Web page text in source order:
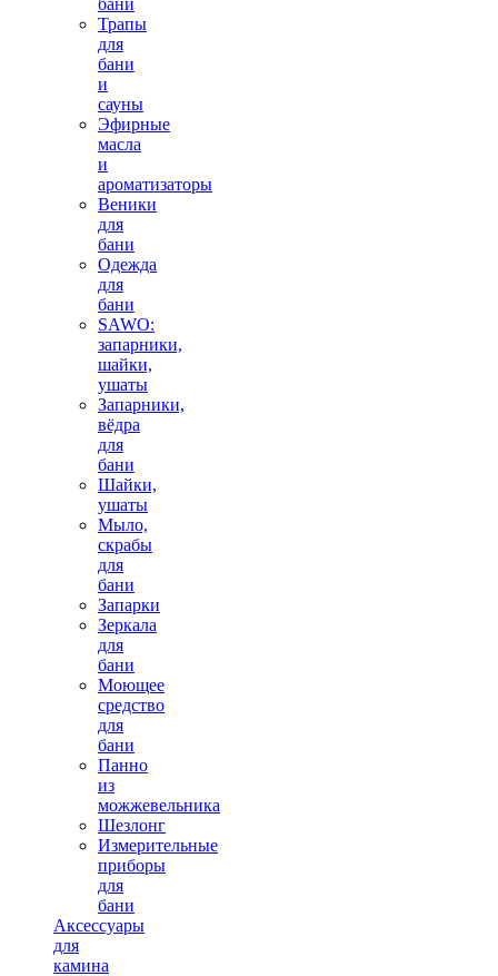
бани
Трапы
для
бани
и
сауны
Эфирные
масла
и
ароматизаторы
Веники
для
бани
Одежда
для
бани
SAWO:
запарники,
шайки,
ушаты
Запарники,
вёдра
для
бани
Шайки,
ушаты
Мыло,
скрабы
для
бани
Запарки
Зеркала
для
бани
Моющее
средство
для
бани
Панно
из
можжевельника
Шезлонг
Измерительные
приборы
для
бани
Аксессуары
для
камина